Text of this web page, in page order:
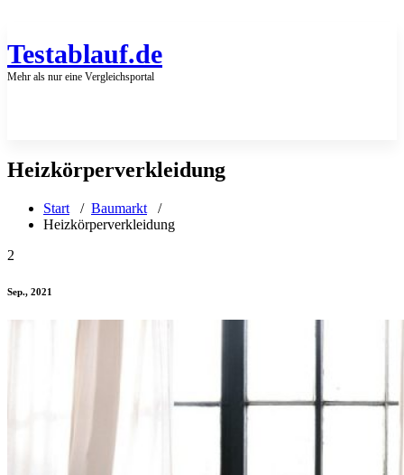
springen
Testablauf.de
Mehr als nur eine Vergleichsportal
Heizkörperverkleidung
Start / Baumarkt /
Heizkörperverkleidung
2
Sep., 2021